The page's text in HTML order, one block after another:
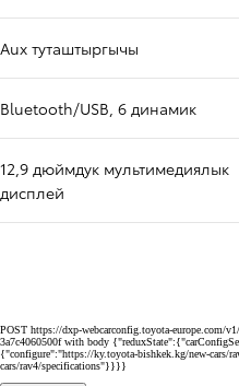
Aux туташтыргычы
Bluetooth/USB, 6 динамик
12,9 дюймдук мультимедиялык
дисплей
POST https://dxp-webcarconfig.toyota-europe.com/
3a7c4060500f with body
{"configure":"https://ky.toyota-bishkek.kg/new-cars/
cars/rav4/specifications"}}}}